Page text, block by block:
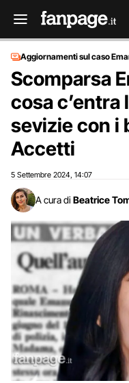
Aggiornamenti sul caso
Scomparsa
cosa c’entra
sevizie con i
Accetti
5 Settembre 2024 14:07
A cura di Beatrice